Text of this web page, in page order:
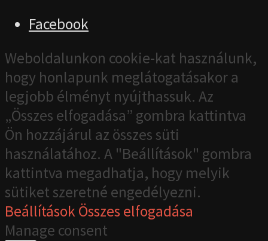
Facebook
Weboldalunkon cookie-kat használunk,
hogy honlapunk meglátogatásakor a
legjobb élményt nyújthassuk. Az
„Összes elfogadása” gombra kattintva
Ön hozzájárul az összes süti
használatához. A "Beállítások" gombra
kattintva megadhatja, hogy melyik
sütiket szeretné engedélyezni.
BeállításokÖsszes elfogadása
Manage consent